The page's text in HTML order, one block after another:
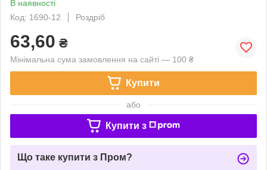
В наявності
Код: 1690-12
Роздріб
63,60 ₴
Мінімальна сума замовлення на сайті — 100 ₴
Купити
або
Купити з
Що таке купити з Пром?